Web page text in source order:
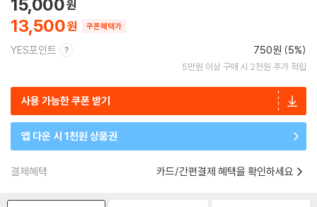
13,500
15,000
쿠폰혜택가
YES포인트 750원 (5%)
5만원 이상 구매 시 2천원 추가 적립
사용 가능한 쿠폰 받기
앱 다운 시 1천원 상품권
결제혜택 카드/간편결제 혜택을 확인하세요